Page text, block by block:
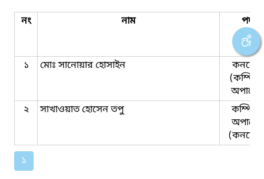
নং নাম পদবি
১ মোঃ সানোয়ার হোসাইন
২
সাখাওয়াত হোসেন তপু
১